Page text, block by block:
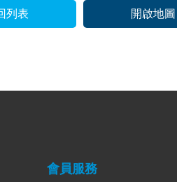
列表 開啟地圖
會員服務